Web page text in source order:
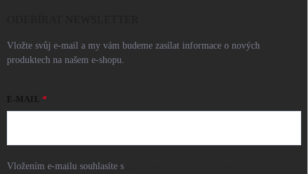
Vložte svůj e-mail a my vám budeme zasílat informace o nových
produktech na našem e-shopu.
E-MAIL
Vložením e-mailu souhlasíte s